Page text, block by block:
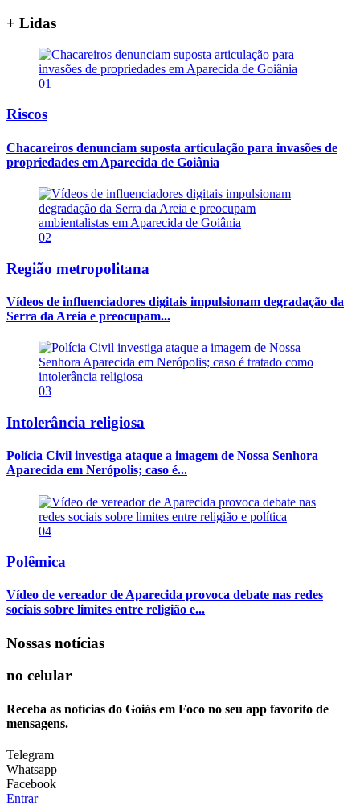
+ Lidas
01
Riscos
Chacareiros denunciam suposta articulação para invasões de
propriedades em Aparecida de Goiânia
02
Região metropolitana
Vídeos de influenciadores digitais impulsionam degradação da
Serra da Areia e preocupam...
03
Intolerância religiosa
Polícia Civil investiga ataque a imagem de Nossa Senhora
Aparecida em Nerópolis; caso é...
04
Polêmica
Vídeo de vereador de Aparecida provoca debate nas redes
sociais sobre limites entre religião e...
Nossas notícias
no celular
Receba as notícias do Goiás em Foco no seu app favorito de
mensagens.
Telegram
Whatsapp
Facebook
Entrar